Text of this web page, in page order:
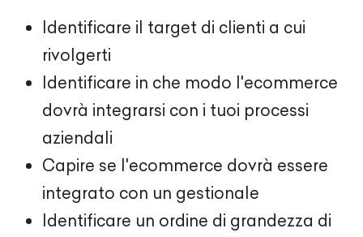
Identificare il target di clienti a cui
rivolgerti
Identificare in che modo l'ecommerce
dovrà integrarsi con i tuoi processi
aziendali
Capire se l'ecommerce dovrà essere
integrato con un gestionale
Identificare un ordine di grandezza di